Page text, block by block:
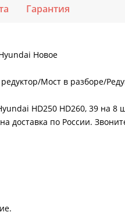
Гарантия
Новое
Мост в разборе/
HD250 HD260, 39 на
доставка по России.